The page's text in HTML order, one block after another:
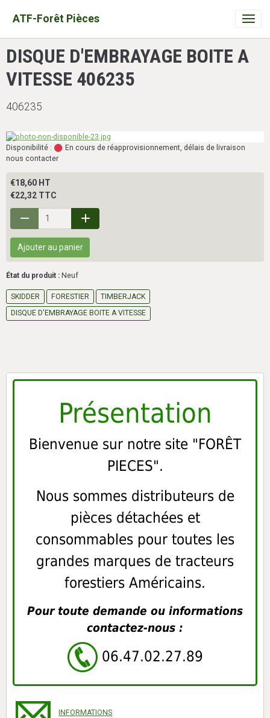
ATF-Forêt Pièces
DISQUE D'EMBRAYAGE BOITE A
VITESSE 406235
406235
Disponibilité :
En cours de réapprovisionnement, délais de livraison
nous contacter
€18,60 HT
€22,32 TTC
Ajouter au panier
État du produit : Neuf
SKIDDER FORESTIER
TIMBERJACK
DISQUE D'EMBRAYAGE BOITE A VITESSE
Présentation
Bienvenue sur notre site "FORÊT
PIECES".
Nous sommes distributeurs de
pièces détachées et
consommables pour toutes les
grandes marques de tracteurs
forestiers Américains.
Pour toute demande ou informations
contactez-nous :
06.47.02.27.89
INFORMATIONS